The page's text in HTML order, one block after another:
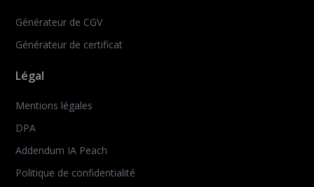
Générateur de CGV
Générateur de certificat
Légal
Mentions légales
DPA
Addendum IA Peach
Politique de confidentialité